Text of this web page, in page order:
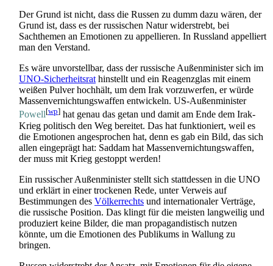
Der Grund ist nicht, dass die Russen zu dumm dazu wären, der
Grund ist, dass es der russischen Natur widerstrebt, bei
Sachthemen an Emotionen zu appellieren. In Russland appelliert
man den Verstand.
Es wäre unvorstellbar, dass der russische Außenminister sich im
UNO-Sicherheitsrat hinstellt und ein Reagenzglas mit einem
weißen Pulver hochhält, um dem Irak vorzuwerfen, er würde
Massen­vernichtungs­waffen entwickeln. US-Außenminister
Powell[wp] hat genau das getan und damit am Ende dem Irak-
Krieg politisch den Weg bereitet. Das hat funktioniert, weil es
die Emotionen angesprochen hat, denn es gab ein Bild, das sich
allen eingeprägt hat: Saddam hat Massen­vernichtungs­waffen,
der muss mit Krieg gestoppt werden!
Ein russischer Außenminister stellt sich stattdessen in die UNO
und erklärt in einer trockenen Rede, unter Verweis auf
Bestimmungen des Völkerrechts und internationaler Verträge,
die russische Position. Das klingt für die meisten langweilig und
produziert keine Bilder, die man propagandistisch nutzen
könnte, um die Emotionen des Publikums in Wallung zu
bringen.